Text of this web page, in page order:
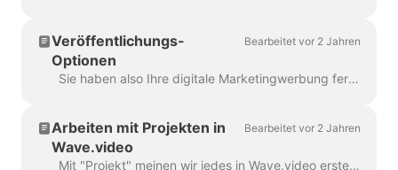
Veröffentlichungs-
Optionen
Bearbeitet vor 2 Jahren
Sie haben also Ihre digitale Marketingwerbung fertiggestellt und wollen sie mit der Welt teilen. Was nun? Zeit zum Veröffentlichen! In der Wave.video Ed...
Arbeiten mit Projekten in
Wave.video
Bearbeitet vor 2 Jahren
Mit "Projekt" meinen wir jedes in Wave.video erstellte Video. Hier erfahren Sie, wie Sie ein neues Projekt erstellen können. Sie können eine Videovorlage auswählen und auf der Seite...